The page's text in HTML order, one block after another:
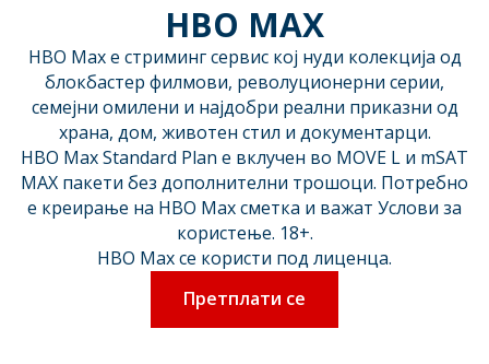
HBO MAX
HBO Max е стриминг сервис кој нуди колекција од
блокбастер филмови, револуционерни серии,
семејни омилени и најдобри реални приказни од
храна, дом, животен стил и документарци.
HBO Max Standard Plan е вклучен во MOVE L и mSAT
MAX пакети без дополнителни трошоци. Потребно
е креирање на HBO Max сметка и важат Услови за
користење. 18+.
HBO Max се користи под лиценца.
Претплати се